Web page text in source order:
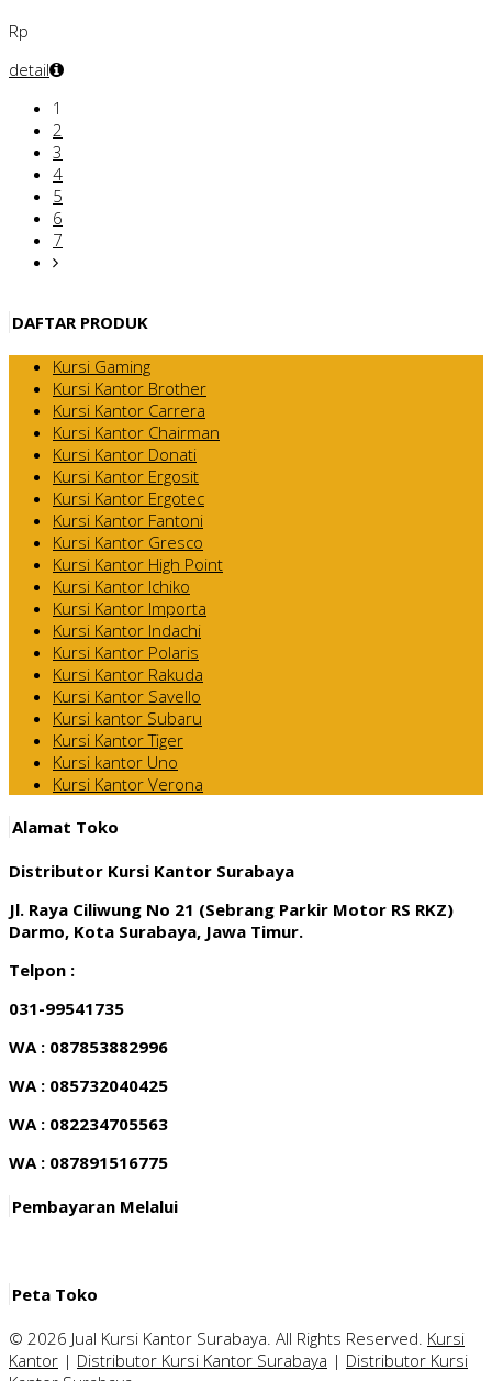
Rp
detail
1
2
3
4
5
6
7
DAFTAR PRODUK
Kursi Gaming
Kursi Kantor Brother
Kursi Kantor Carrera
Kursi Kantor Chairman
Kursi Kantor Donati
Kursi Kantor Ergosit
Kursi Kantor Ergotec
Kursi Kantor Fantoni
Kursi Kantor Gresco
Kursi Kantor High Point
Kursi Kantor Ichiko
Kursi Kantor Importa
Kursi Kantor Indachi
Kursi Kantor Polaris
Kursi Kantor Rakuda
Kursi Kantor Savello
Kursi kantor Subaru
Kursi Kantor Tiger
Kursi kantor Uno
Kursi Kantor Verona
Alamat Toko
Distributor Kursi Kantor Surabaya
Jl. Raya Ciliwung No 21 (Sebrang Parkir Motor RS RKZ)
Darmo, Kota Surabaya, Jawa Timur.
Telpon :
031-99541735
WA : 087853882996
WA : 085732040425
WA : 082234705563
WA : 087891516775
Pembayaran Melalui
Peta Toko
© 2026 Jual Kursi Kantor Surabaya. All Rights Reserved. Kursi
Kantor | Distributor Kursi Kantor Surabaya | Distributor Kursi